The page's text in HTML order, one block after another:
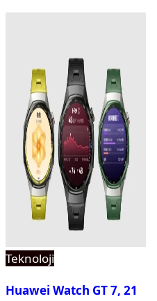
Teknoloji
Huawei Watch GT 7, 21